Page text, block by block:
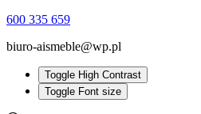
600 335 659
biuro-aismeble@wp.pl
Toggle High Contrast
Toggle Font size